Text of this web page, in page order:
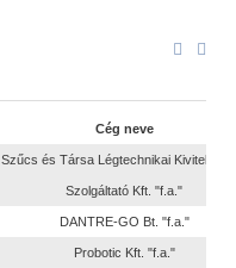
Cég neve
Szűcs és Társa Légtechnikai Kivitelező
Szolgáltató Kft. "f.a."
DANTRE-GO Bt. "f.a."
Probotic Kft. "f.a."